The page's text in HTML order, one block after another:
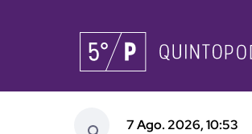
7 Ago. 2026, 10:53